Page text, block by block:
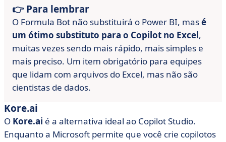
👉 Para lembrar
O Formula Bot não substituirá o Power BI, masé
um ótimo substituto para o Copilot no Excel,
muitas vezes sendo mais rápido, mais simples e
mais preciso. Um item obrigatório para equipes
que lidam com arquivos do Excel, mas não são
cientistas de dados.
Kore.ai
O Kore.ai é a alternativa ideal ao Copilot Studio.
Enquanto a Microsoft permite que você crie copilotos